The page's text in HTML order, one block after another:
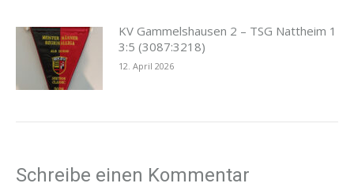
KV Gammelshausen 2 – TSG Nattheim 1
3:5 (3087:3218)
12. April 2026
Schreibe einen Kommentar